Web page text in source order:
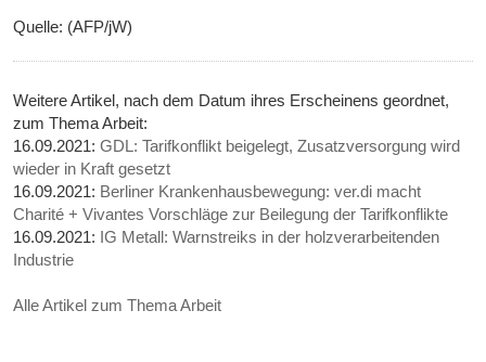
Quelle: (AFP/jW)
Weitere Artikel, nach dem Datum ihres Erscheinens geordnet,
zum Thema Arbeit:
16.09.2021:GDL: Tarifkonflikt beigelegt, Zusatzversorgung wird
wieder in Kraft gesetzt
16.09.2021: Berliner Krankenhausbewegung: ver.di macht
Charité + Vivantes Vorschläge zur Beilegung der Tarifkonflikte
16.09.2021: IG Metall: Warnstreiks in der holzverarbeitenden
Industrie
Alle Artikel zum Thema Arbeit